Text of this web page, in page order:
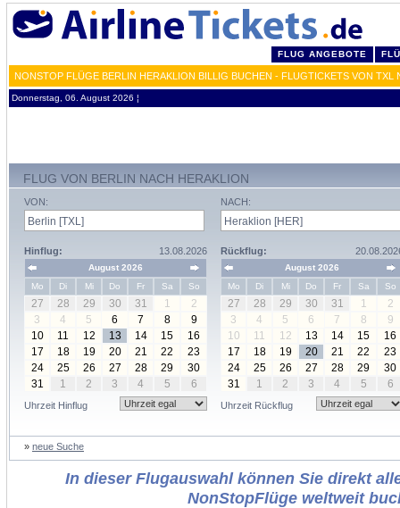
FLUG ANGEBOTE
NONSTOP FLÜGE BERLIN HERAKLION BILLIG BUCHEN - FLUGTICKETS VON TXL
Donnerstag, 06. August 2026 ¦
FLUG VON BERLIN NACH HERAKLION
VON:
Hinflug: 13.08.2026
August 2026
Mo
Di Mi Do Fr Sa So
27 28 29 30 31 1
2
3
4 5 6 7 8
9
10
11 12 13 14 15
16
17
18 19 20 21 22
23
24
25 26 27 28 29
30
31
1 2 3 4 5 6
Uhrzeit Hinflug
NACH:
Rückflug:
August 2026
Mo
Di Mi Do Fr Sa So
27 28 29 30 31 1
2
3
4 5 6 7 8
9
10
11 12 13 14 15
16
17
18 19 20 21 22
23
24
25 26 27 28 29
30
31
1 2 3 4 5 6
Uhrzeit Rückflug
» neue Suche
In dieser Flugauswahl können Sie direkt
NonStopFlüge weltweit